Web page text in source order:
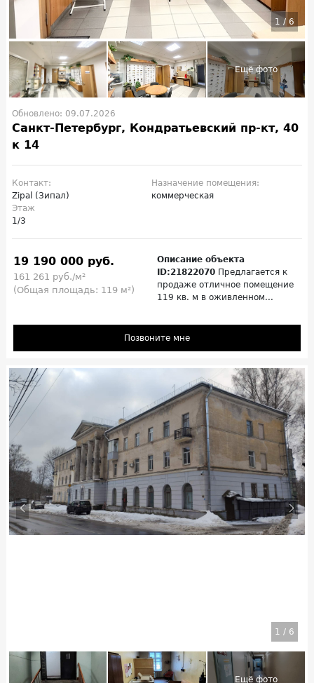
1 / 6
Обновлено: 09.07.2026
Санкт-Петербург, Кондратьевский пр-кт, 40
к 14
Контакт:
Zipal (Зипал)
Назначение помещения:
коммерческая
Этаж
1/3
19 190 000 руб.
161 261 руб./м²
(Общая площадь: 119 м²)
Описание объекта
ID:21822070 Предлагается к
продаже отличное помещение
119 кв. м в оживленном...
Позвоните мне
1 / 6